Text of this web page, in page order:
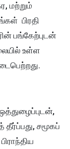
மற்றும்
பிரதி
பங்கேற்புடன்
உள்ள
சமூகப்